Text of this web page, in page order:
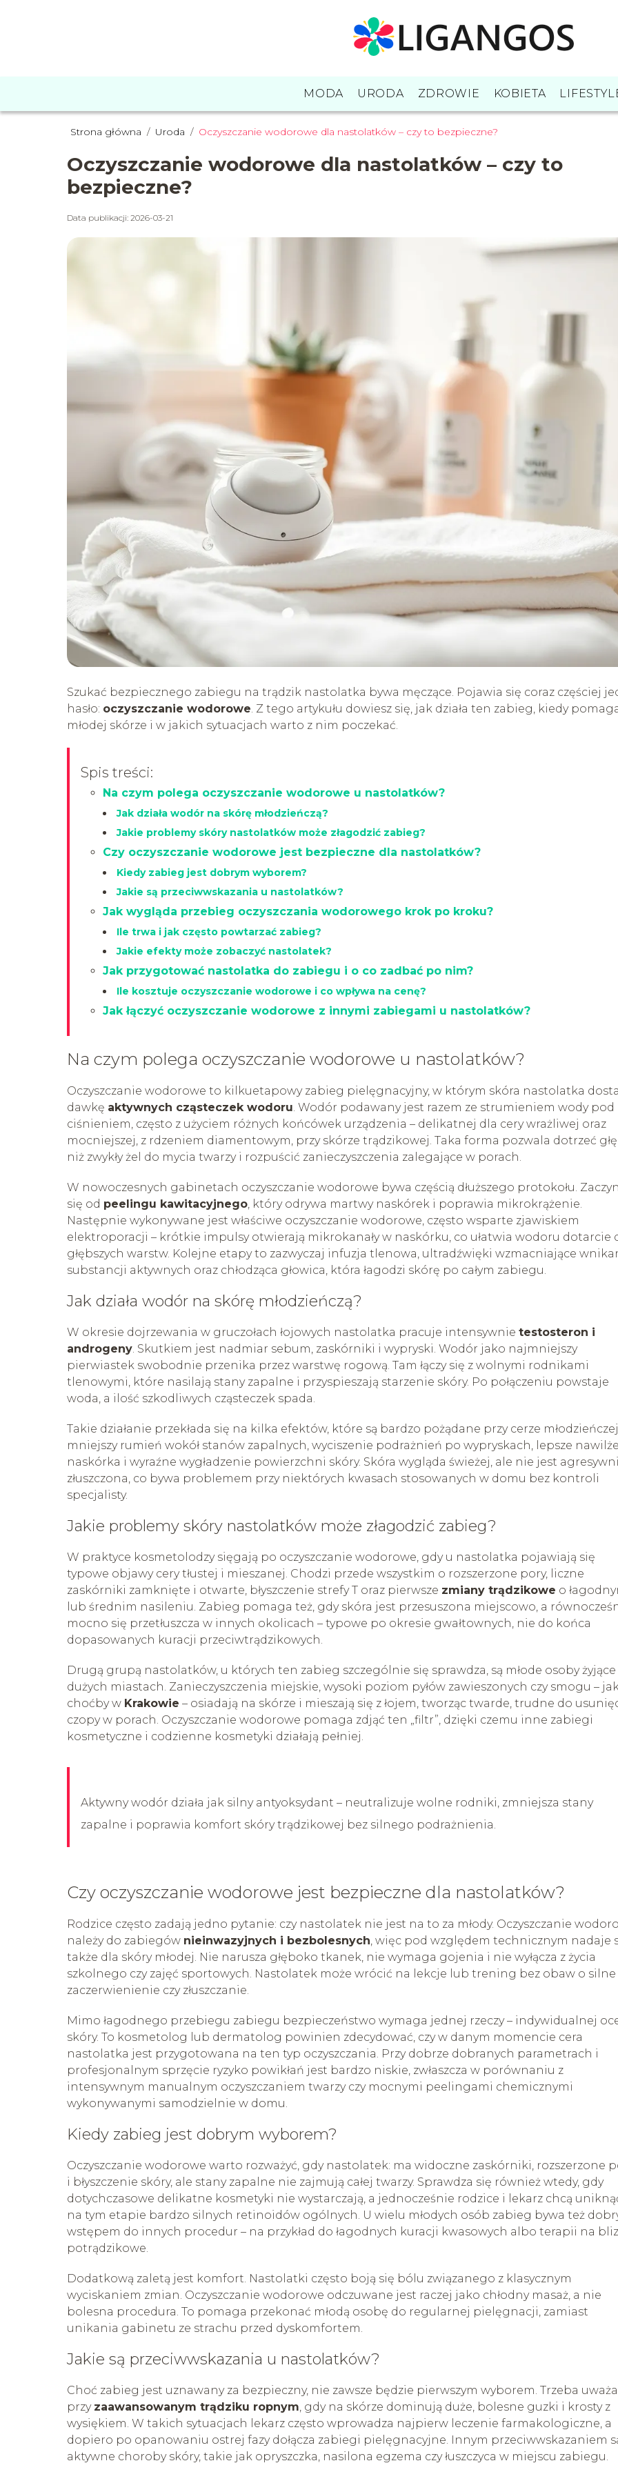
MODA URODA ZDROWIE KOBIETA
Strona główna / Uroda / Oczyszczanie wodorowe dla nastolatków – czy to bezpieczne?
Oczyszczanie wodorowe dla nastolatków – czy to
bezpieczne?
Data publikacji: 2026-03-21
Szukać bezpiecznego zabiegu na trądzik nastolatka bywa męczące. Pojawia się coraz częściej
hasło: oczyszczanie wodorowe. Z tego artykułu dowiesz się, jak działa ten zabieg, kiedy
młodej skórze i w jakich sytuacjach warto z nim poczekać.
Spis treści:
Na czym polega oczyszczanie wodorowe u nastolatków?
Jak działa wodór na skórę młodzieńczą?
Jakie problemy skóry nastolatków może złagodzić zabieg?
Czy oczyszczanie wodorowe jest bezpieczne dla nastolatków?
Kiedy zabieg jest dobrym wyborem?
Jakie są przeciwwskazania u nastolatków?
Jak wygląda przebieg oczyszczania wodorowego krok po kroku?
Ile trwa i jak często powtarzać zabieg?
Jakie efekty może zobaczyć nastolatek?
Jak przygotować nastolatka do zabiegu i o co zadbać po nim?
Ile kosztuje oczyszczanie wodorowe i co wpływa na cenę?
Jak łączyć oczyszczanie wodorowe z innymi zabiegami u nastolatków?
Na czym polega oczyszczanie wodorowe u nastolatków?
Oczyszczanie wodorowe to kilkuetapowy zabieg pielęgnacyjny, w którym skóra nastolatka
dawkę aktywnych cząsteczek wodoru. Wodór podawany jest razem ze strumieniem wody pod
ciśnieniem, często z użyciem różnych końcówek urządzenia – delikatnej dla cery wrażliwej oraz
mocniejszej, z rdzeniem diamentowym, przy skórze trądzikowej. Taka forma pozwala dotrzeć
niż zwykły żel do mycia twarzy i rozpuścić zanieczyszczenia zalegające w porach.
W nowoczesnych gabinetach oczyszczanie wodorowe bywa częścią dłuższego protokołu.
się od peelingu kawitacyjnego, który odrywa martwy naskórek i poprawia mikrokrążenie.
Następnie wykonywane jest właściwe oczyszczanie wodorowe, często wsparte zjawiskiem
elektroporacji – krótkie impulsy otwierają mikrokanały w naskórku, co ułatwia wodoru dotarcie
głębszych warstw. Kolejne etapy to zazwyczaj infuzja tlenowa, ultradźwięki wzmacniające
substancji aktywnych oraz chłodząca głowica, która łagodzi skórę po całym zabiegu.
Jak działa wodór na skórę młodzieńczą?
W okresie dojrzewania w gruczołach łojowych nastolatka pracuje intensywnie testosteron i
androgeny. Skutkiem jest nadmiar sebum, zaskórniki i wypryski. Wodór jako najmniejszy
pierwiastek swobodnie przenika przez warstwę rogową. Tam łączy się z wolnymi rodnikami
tlenowymi, które nasilają stany zapalne i przyspieszają starzenie skóry. Po połączeniu powstaje
woda, a ilość szkodliwych cząsteczek spada.
Takie działanie przekłada się na kilka efektów, które są bardzo pożądane przy cerze
mniejszy rumień wokół stanów zapalnych, wyciszenie podrażnień po wypryskach, lepsze
naskórka i wyraźne wygładzenie powierzchni skóry. Skóra wygląda świeżej, ale nie jest
złuszczona, co bywa problemem przy niektórych kwasach stosowanych w domu bez kontroli
specjalisty.
Jakie problemy skóry nastolatków może złagodzić zabieg?
W praktyce kosmetolodzy sięgają po oczyszczanie wodorowe, gdy u nastolatka pojawiają się
typowe objawy cery tłustej i mieszanej. Chodzi przede wszystkim o rozszerzone pory, liczne
zaskórniki zamknięte i otwarte, błyszczenie strefy T oraz pierwsze zmiany trądzikowe o
lub średnim nasileniu. Zabieg pomaga też, gdy skóra jest przesuszona miejscowo, a
mocno się przetłuszcza w innych okolicach – typowe po okresie gwałtownych, nie do końca
dopasowanych kuracji przeciwtrądzikowych.
Drugą grupą nastolatków, u których ten zabieg szczególnie się sprawdza, są młode osoby żyjące
dużych miastach. Zanieczyszczenia miejskie, wysoki poziom pyłów zawieszonych czy smogu –
choćby w Krakowie – osiadają na skórze i mieszają się z łojem, tworząc twarde, trudne do
czopy w porach. Oczyszczanie wodorowe pomaga zdjąć ten „filtr”, dzięki czemu inne zabiegi
kosmetyczne i codzienne kosmetyki działają pełniej.
Aktywny wodór działa jak silny antyoksydant – neutralizuje wolne rodniki, zmniejsza stany
zapalne i poprawia komfort skóry trądzikowej bez silnego podrażnienia.
Czy oczyszczanie wodorowe jest bezpieczne dla nastolatków?
Rodzice często zadają jedno pytanie: czy nastolatek nie jest na to za młody. Oczyszczanie
należy do zabiegów nieinwazyjnych i bezbolesnych, więc pod względem technicznym nadaje
także dla skóry młodej. Nie narusza głęboko tkanek, nie wymaga gojenia i nie wyłącza z życia
szkolnego czy zajęć sportowych. Nastolatek może wrócić na lekcje lub trening bez obaw o silne
zaczerwienienie czy złuszczanie.
Mimo łagodnego przebiegu zabiegu bezpieczeństwo wymaga jednej rzeczy – indywidualnej
skóry. To kosmetolog lub dermatolog powinien zdecydować, czy w danym momencie cera
nastolatka jest przygotowana na ten typ oczyszczania. Przy dobrze dobranych parametrach i
profesjonalnym sprzęcie ryzyko powikłań jest bardzo niskie, zwłaszcza w porównaniu z
intensywnym manualnym oczyszczaniem twarzy czy mocnymi peelingami chemicznymi
wykonywanymi samodzielnie w domu.
Kiedy zabieg jest dobrym wyborem?
Oczyszczanie wodorowe warto rozważyć, gdy nastolatek: ma widoczne zaskórniki, rozszerzone
i błyszczenie skóry, ale stany zapalne nie zajmują całej twarzy. Sprawdza się również wtedy, gdy
dotychczasowe delikatne kosmetyki nie wystarczają, a jednocześnie rodzice i lekarz chcą
na tym etapie bardzo silnych retinoidów ogólnych. U wielu młodych osób zabieg bywa też
wstępem do innych procedur – na przykład do łagodnych kuracji kwasowych albo terapii na
potrądzikowe.
Dodatkową zaletą jest komfort. Nastolatki często boją się bólu związanego z klasycznym
wyciskaniem zmian. Oczyszczanie wodorowe odczuwane jest raczej jako chłodny masaż, a nie
bolesna procedura. To pomaga przekonać młodą osobę do regularnej pielęgnacji, zamiast
unikania gabinetu ze strachu przed dyskomfortem.
Jakie są przeciwwskazania u nastolatków?
Choć zabieg jest uznawany za bezpieczny, nie zawsze będzie pierwszym wyborem. Trzeba
przy zaawansowanym trądziku ropnym, gdy na skórze dominują duże, bolesne guzki i krosty z
wysiękiem. W takich sytuacjach lekarz często wprowadza najpierw leczenie farmakologiczne, a
dopiero po opanowaniu ostrej fazy dołącza zabiegi pielęgnacyjne. Innym przeciwwskazaniem
aktywne choroby skóry, takie jak opryszczka, nasilona egzema czy łuszczyca w miejscu zabiegu.